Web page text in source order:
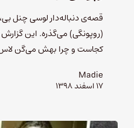
قصه‌ی دنباله‌دار لوسی چنل
(روپونگی) می‌گذره. این
کجاست و چرا بهش می‌گن
Madie
۱۷ اسفند ۱۳۹۸